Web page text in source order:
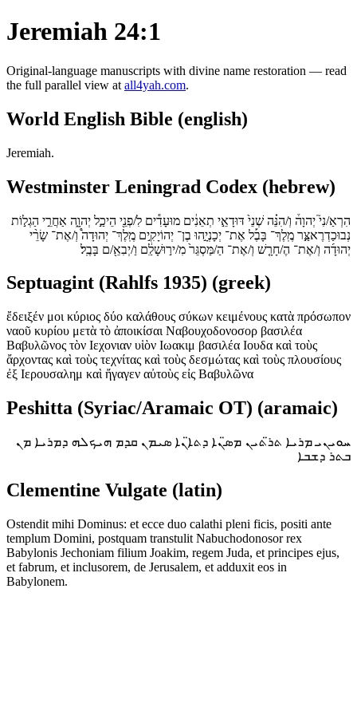
Jeremiah 24:1
Original-language manuscripts with divine name restoration — read
the full parallel view at all4yah.com.
World English Bible (english)
Jeremiah.
Westminster Leningrad Codex (hebrew)
הִרְאַ/נִי֮ יְהוָה֒ וְ/הִנֵּ֗ה שְׁנֵי֙ דּוּדָאֵ֣י תְאֵנִ֔ים מוּעָדִ֕ים לִ/פְנֵ֖י הֵיכַ֣ל יְהוָ֑ה אַחֲרֵ֣י הַגְל֣וֹת
נְבוּכַדְרֶאצַּ֣ר מֶֽלֶךְ־ בָּבֶ֡ל אֶת־ יְכָנְיָ֣הוּ בֶן־ יְהוֹיָקִ֣ים מֶֽלֶךְ־ יְהוּדָה֩ וְ/אֶת־ שָׂרֵ֨י
יְהוּדָ֜ה וְ/אֶת־ הֶ/חָרָ֤שׁ וְ/אֶת־ הַ/מַּסְגֵּר֙ מִ/יר֣וּשָׁלִַ֔ם וַ/יְבִאֵ֖/ם בָּבֶֽל׃
Septuagint (Rahlfs 1935) (greek)
ἔδειξέν μοι κύριος δύο καλάθους σύκων κειμένους κατὰ πρόσωπον
ναοῦ κυρίου μετὰ τὸ ἀποικίσαι Ναβουχοδονοσορ βασιλέα
Βαβυλῶνος τὸν Ιεχονιαν υἱὸν Ιωακιμ βασιλέα Ιουδα καὶ τοὺς
ἄρχοντας καὶ τοὺς τεχνίτας καὶ τοὺς δεσμώτας καὶ τοὺς πλουσίους
ἐξ Ιερουσαλημ καὶ ἤγαγεν αὐτοὺς εἰς Βαβυλῶνα
Peshitta (Syriac/Aramaic OT) (aramaic)
ܚܘܝܢܝ ܡܪܝܐ ܬܪ̈ܬܝܢ ܡܣ̈ܢܐ ܕܬܐ̈ܢܐ ܣܝܡܢ ܩܕܡ ܗܝܟܠܗ ܕܡܪܝܐ ܡܢ
ܒܬܪ ܕܫܒܐ
Clementine Vulgate (latin)
Ostendit mihi Dominus: et ecce duo calathi pleni ficis, positi ante
templum Domini, postquam transtulit Nabuchodonosor rex
Babylonis Jechoniam filium Joakim, regem Juda, et principes ejus,
et fabrum, et inclusorem, de Jerusalem, et adduxit eos in
Babylonem.